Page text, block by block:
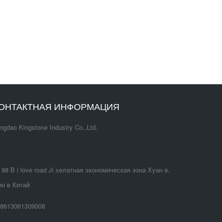
ИНФОРМАЦИЯ
Kingstone Industry Co.,Ltd.
B i love road Ji хелатная экономическая зона Хуан в,
в Китай